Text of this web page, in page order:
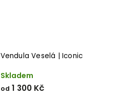
Vendula Veselá | Iconic
Skladem
od 1 300 Kč